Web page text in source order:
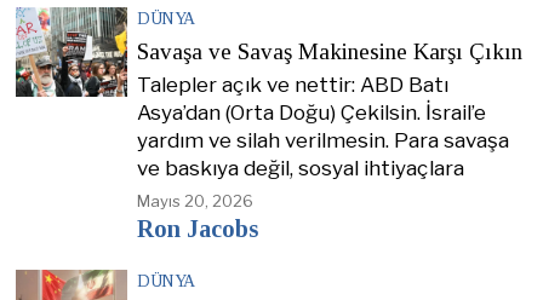
DÜNYA
Savaşa ve Savaş Makinesine Karşı Çıkın
Talepler açık ve nettir: ABD Batı
Asya’dan (Orta Doğu) Çekilsin. İsrail’e
yardım ve silah verilmesin. Para savaşa
ve baskıya değil, sosyal ihtiyaçlara
Mayıs 20, 2026
Ron Jacobs
DÜNYA